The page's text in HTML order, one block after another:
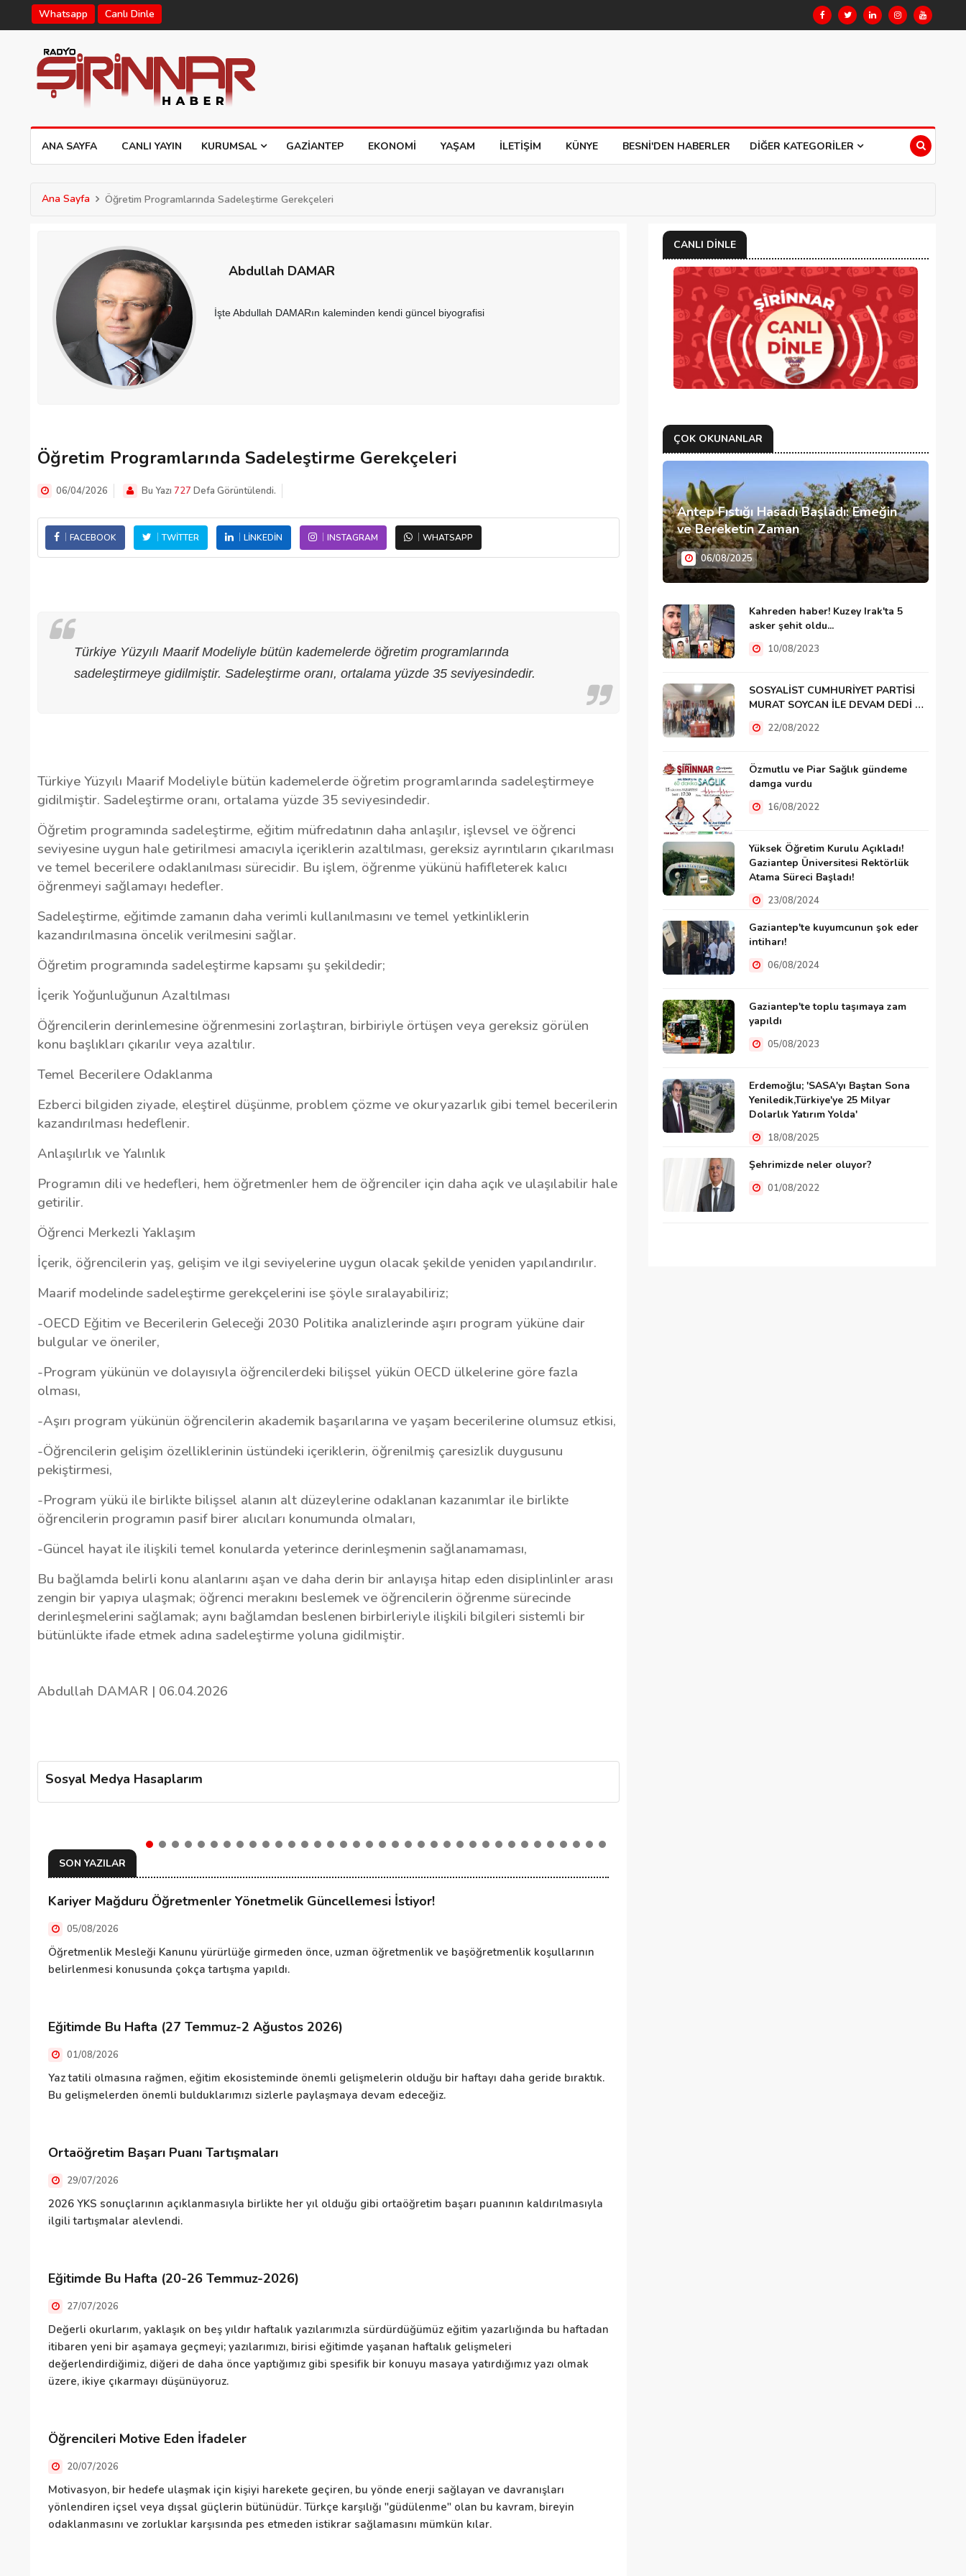
Whatsapp Canlı Dinle
ANA SAYFA CANLI YAYIN KURUMSAL GAZIANTEP EKONOMI YAŞAM İLETIŞIM KÜNYE BESNI'DEN HABERLER DIĞER KATEGORILER
Ana Sayfa Öğretim Programlarında Sadeleştirme Gerekçeleri
Abdullah DAMAR
İşte Abdullah DAMARın kaleminden kendi güncel biyografisi
Öğretim Programlarında Sadeleştirme Gerekçeleri
06/04/2026 Bu Yazı 727 Defa Görüntülendi.
FACEBOOK TWITTER LINKEDIN INSTAGRAM WHATSAPP
Türkiye Yüzyılı Maarif Modeliyle bütün kademelerde öğretim programlarında
sadeleştirmeye gidilmiştir. Sadeleştirme oranı, ortalama yüzde 35 seviyesindedir.
Türkiye Yüzyılı Maarif Modeliyle bütün kademelerde öğretim programlarında sadeleştirmeye
gidilmiştir. Sadeleştirme oranı, ortalama yüzde 35 seviyesindedir.
Öğretim programında sadeleştirme, eğitim müfredatının daha anlaşılır, işlevsel ve öğrenci
seviyesine uygun hale getirilmesi amacıyla içeriklerin azaltılması, gereksiz ayrıntıların çıkarılması
ve temel becerilere odaklanılması sürecidir. Bu işlem, öğrenme yükünü hafifleterek kalıcı
öğrenmeyi sağlamayı hedefler.
Sadeleştirme, eğitimde zamanın daha verimli kullanılmasını ve temel yetkinliklerin
kazandırılmasına öncelik verilmesini sağlar.
Öğretim programında sadeleştirme kapsamı şu şekildedir;
İçerik Yoğunluğunun Azaltılması
Öğrencilerin derinlemesine öğrenmesini zorlaştıran, birbiriyle örtüşen veya gereksiz görülen
konu başlıkları çıkarılır veya azaltılır.
Temel Becerilere Odaklanma
Ezberci bilgiden ziyade, eleştirel düşünme, problem çözme ve okuryazarlık gibi temel becerilerin
kazandırılması hedeflenir.
Anlaşılırlık ve Yalınlık
Programın dili ve hedefleri, hem öğretmenler hem de öğrenciler için daha açık ve ulaşılabilir hale
getirilir.
Öğrenci Merkezli Yaklaşım
İçerik, öğrencilerin yaş, gelişim ve ilgi seviyelerine uygun olacak şekilde yeniden yapılandırılır.
Maarif modelinde sadeleştirme gerekçelerini ise şöyle sıralayabiliriz;
-OECD Eğitim ve Becerilerin Geleceği 2030 Politika analizlerinde aşırı program yüküne dair
bulgular ve öneriler,
-Program yükünün ve dolayısıyla öğrencilerdeki bilişsel yükün OECD ülkelerine göre fazla
olması,
-Aşırı program yükünün öğrencilerin akademik başarılarına ve yaşam becerilerine olumsuz etkisi,
-Öğrencilerin gelişim özelliklerinin üstündeki içeriklerin, öğrenilmiş çaresizlik duygusunu
pekiştirmesi,
-Program yükü ile birlikte bilişsel alanın alt düzeylerine odaklanan kazanımlar ile birlikte
öğrencilerin programın pasif birer alıcıları konumunda olmaları,
-Güncel hayat ile ilişkili temel konularda yeterince derinleşmenin sağlanamaması,
Bu bağlamda belirli konu alanlarını aşan ve daha derin bir anlayışa hitap eden disiplinlinler arası
zengin bir yapıya ulaşmak; öğrenci merakını beslemek ve öğrencilerin öğrenme sürecinde
derinleşmelerini sağlamak; aynı bağlamdan beslenen birbirleriyle ilişkili bilgileri sistemli bir
bütünlükte ifade etmek adına sadeleştirme yoluna gidilmiştir.
Abdullah DAMAR | 06.04.2026
Sosyal Medya Hasaplarım
SON YAZILAR
Kariyer Mağduru Öğretmenler Yönetmelik Güncellemesi İstiyor!
05/08/2026
Öğretmenlik Mesleği Kanunu yürürlüğe girmeden önce, uzman öğretmenlik ve başöğretmenlik koşullarının
belirlenmesi konusunda çokça tartışma yapıldı.
Eğitimde Bu Hafta (27 Temmuz-2 Ağustos 2026)
01/08/2026
Yaz tatili olmasına rağmen, eğitim ekosisteminde önemli gelişmelerin olduğu bir haftayı daha geride bıraktık.
Bu gelişmelerden önemli bulduklarımızı sizlerle paylaşmaya devam edeceğiz.
Ortaöğretim Başarı Puanı Tartışmaları
29/07/2026
2026 YKS sonuçlarının açıklanmasıyla birlikte her yıl olduğu gibi ortaöğretim başarı puanının kaldırılmasıyla
ilgili tartışmalar alevlendi.
Eğitimde Bu Hafta (20-26 Temmuz-2026)
27/07/2026
Değerli okurlarım, yaklaşık on beş yıldır haftalık yazılarımızla sürdürdüğümüz eğitim yazarlığında bu haftadan
itibaren yeni bir aşamaya geçmeyi; yazılarımızı, birisi eğitimde yaşanan haftalık gelişmeleri
değerlendirdiğimiz, diğeri de daha önce yaptığımız gibi spesifik bir konuyu masaya yatırdığımız yazı olmak
üzere, ikiye çıkarmayı düşünüyoruz.
Öğrencileri Motive Eden İfadeler
20/07/2026
Motivasyon, bir hedefe ulaşmak için kişiyi harekete geçiren, bu yönde enerji sağlayan ve davranışları
yönlendiren içsel veya dışsal güçlerin bütünüdür. Türkçe karşılığı "güdülenme" olan bu kavram, bireyin
odaklanmasını ve zorluklar karşısında pes etmeden istikrar sağlamasını mümkün kılar.
CANLI DINLE
ÇOK OKUNANLAR
Antep Fıstığı Hasadı Başladı: Emeğin
ve Bereketin Zaman
06/08/2025
Kahreden haber! Kuzey Irak'ta 5
asker şehit oldu...
10/08/2023
SOSYALİST CUMHURİYET PARTİSİ
MURAT SOYCAN İLE DEVAM DEDİ …
22/08/2022
Özmutlu ve Piar Sağlık gündeme
damga vurdu
16/08/2022
Yüksek Öğretim Kurulu Açıkladı!
Gaziantep Üniversitesi Rektörlük
Atama Süreci Başladı!
23/08/2024
Gaziantep'te kuyumcunun şok eder
intiharı!
06/08/2024
Gaziantep'te toplu taşımaya zam
yapıldı
05/08/2023
Erdemoğlu; 'SASA'yı Baştan Sona
Yeniledik,Türkiye'ye 25 Milyar
Dolarlık Yatırım Yolda'
18/08/2025
Şehrimizde neler oluyor?
01/08/2022